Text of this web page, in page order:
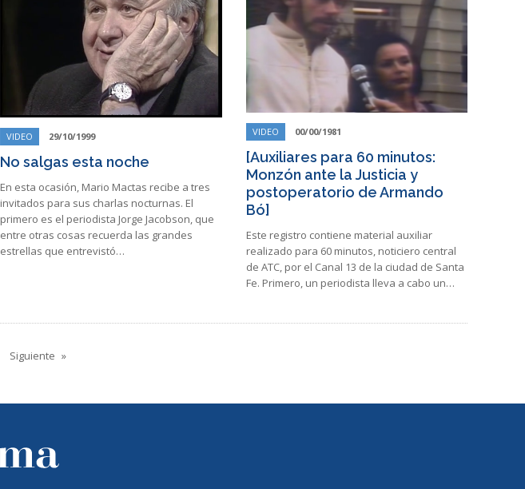
VIDEO 29/10/1999
No salgas esta noche
En esta ocasión, Mario Mactas recibe a tres
invitados para sus charlas nocturnas. El
primero es el periodista Jorge Jacobson, que
entre otras cosas recuerda las grandes
estrellas que entrevistó…
VIDEO 00/00/1981
[Auxiliares para 60 minutos:
Monzón ante la Justicia y
postoperatorio de Armando
Bó]
Este registro contiene material auxiliar
realizado para 60 minutos, noticiero central
de ATC, por el Canal 13 de la ciudad de Santa
Fe. Primero, un periodista lleva a cabo un…
Siguiente